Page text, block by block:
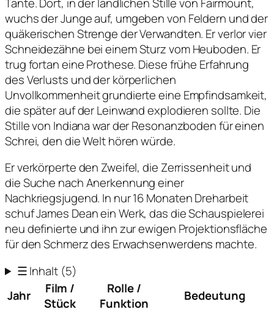
wuchs der Junge auf, umgeben von Feldern und der
quäkerischen Strenge der Verwandten. Er verlor vier
Schneidezähne bei einem Sturz vom Heuboden. Er
trug fortan eine Prothese. Diese frühe Erfahrung
des Verlusts und der körperlichen
Unvollkommenheit grundierte eine Empfindsamkeit,
die später auf der Leinwand explodieren sollte. Die
Stille von Indiana war der Resonanzboden für einen
Schrei, den die Welt hören würde.
Er verkörperte den Zweifel, die Zerrissenheit und
die Suche nach Anerkennung einer
Nachkriegsjugend. In nur 16 Monaten Dreharbeit
schuf James Dean ein Werk, das die Schauspielerei
neu definierte und ihn zur ewigen Projektionsfläche
für den Schmerz des Erwachsenwerdens machte.
☰Inhalt (5)
Jahr
Film /
Stück
Rolle /
Funktion
Bedeutung